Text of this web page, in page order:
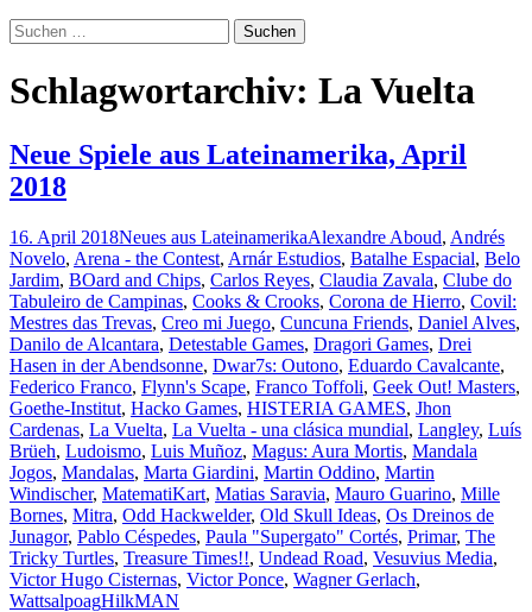
Suchen
nach:
Schlagwortarchiv: La Vuelta
Neue Spiele aus Lateinamerika, April
2018
16. April 2018Neues aus LateinamerikaAlexandre Aboud, Andrés
Novelo, Arena - the Contest, Arnár Estudios, Batalhe Espacial, Belo
Jardim, BOard and Chips, Carlos Reyes, Claudia Zavala, Clube do
Tabuleiro de Campinas, Cooks & Crooks, Corona de Hierro, Covil:
Mestres das Trevas, Creo mi Juego, Cuncuna Friends, Daniel Alves,
Danilo de Alcantara, Detestable Games, Dragori Games, Drei
Hasen in der Abendsonne, Dwar7s: Outono, Eduardo Cavalcante,
Federico Franco, Flynn's Scape, Franco Toffoli, Geek Out! Masters,
Goethe-Institut, Hacko Games, HISTERIA GAMES, Jhon
Cardenas, La Vuelta, La Vuelta - una clásica mundial, Langley, Luís
Brüeh, Ludoismo, Luis Muñoz, Magus: Aura Mortis, Mandala
Jogos, Mandalas, Marta Giardini, Martin Oddino, Martin
Windischer, MatematiKart, Matias Saravia, Mauro Guarino, Mille
Bornes, Mitra, Odd Hackwelder, Old Skull Ideas, Os Dreinos de
Junagor, Pablo Céspedes, Paula "Supergato" Cortés, Primar, The
Tricky Turtles, Treasure Times!!, Undead Road, Vesuvius Media,
Victor Hugo Cisternas, Victor Ponce, Wagner Gerlach,
WattsalpoagHilkMAN